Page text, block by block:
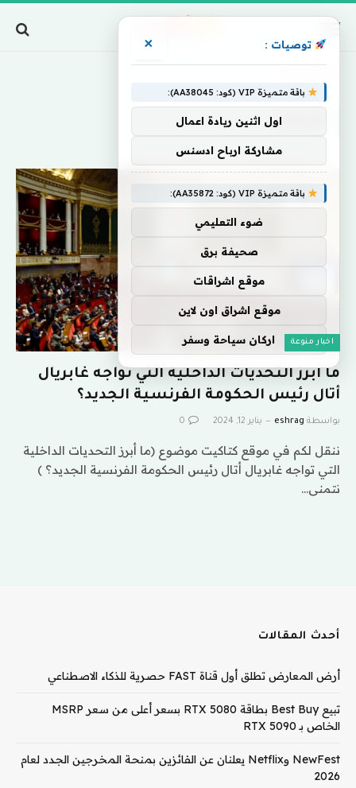
غابريال
اخبار منوعة
ما أبرز التحديات الداخلية التي تواجه غابريال
أتال رئيس الحكومة الفرنسية الجديد؟
بواسطة eshrag يناير 12, 2024 0
ننقل لكم في موقع كتاكيت موضوع (ما أبرز التحديات الداخلية
التي تواجه غابريال أتال رئيس الحكومة الفرنسية الجديد؟ )
نتمنى…
أحدث المقالات
أرض المعارض تطلق أول قناة FAST حصرية للذكاء الاصطناعي
تبيع Best Buy بطاقة RTX 5080 بسعر أعلى من سعر MSRP
الخاص بـ RTX 5090
NewFest وNetflix يعلنان عن الفائزين بمنحة المخرجين الجدد لعام
2026
توصيات : ×
باقة متميزة VIP (كود: AA38045):
اول اثنين ريادة اعمال
مشاركة ارباح ادسنس
باقة متميزة VIP (كود: AA35872):
ضوء التعليمي
صحيفة برق
موقع اشراقات
موقع اشراق اون لاين
اركان سياحة وسفر